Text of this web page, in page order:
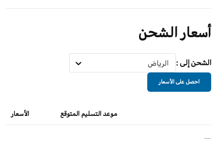
أسعار الشحن
الشحن إلى : الرياض
احصل على الأسعار
موعد التسليم المتوقع الأسعار
—